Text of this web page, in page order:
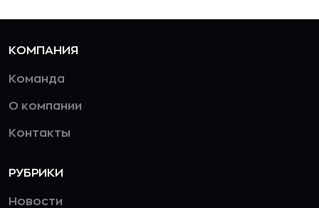
КОМПАНИЯ
Команда
О компании
Контакты
РУБРИКИ
Новости